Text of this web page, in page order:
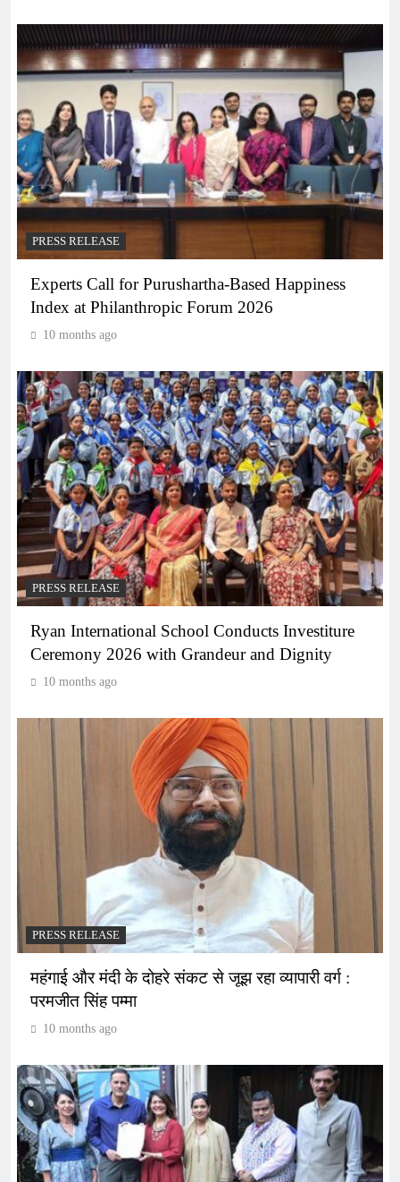
PRESS RELEASE
Experts Call for Purushartha-Based Happiness
Index at Philanthropic Forum 2026
10 months ago
PRESS RELEASE
Ryan International School Conducts Investiture
Ceremony 2026 with Grandeur and Dignity
10 months ago
PRESS RELEASE
महंगाई और मंदी के दोहरे संकट से जूझ रहा व्यापारी वर्ग :
परमजीत सिंह पम्मा
10 months ago